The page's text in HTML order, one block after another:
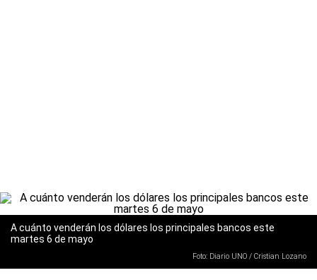
A cuánto venderán los dólares los principales bancos este
martes 6 de mayo
Foto: Diario UNO / Cristian Lozano